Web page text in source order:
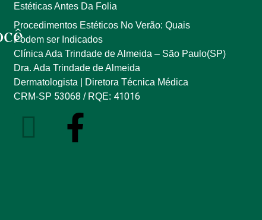
Estéticas Antes Da Folia
Procedimentos Estéticos No Verão: Quais
Podem ser Indicados
Clínica Ada Trindade de Almeida – São Paulo(SP)
Dra. Ada Trindade de Almeida
Dermatologista | Diretora Técnica Médica
CRM-SP 53068/ RQE: 41016